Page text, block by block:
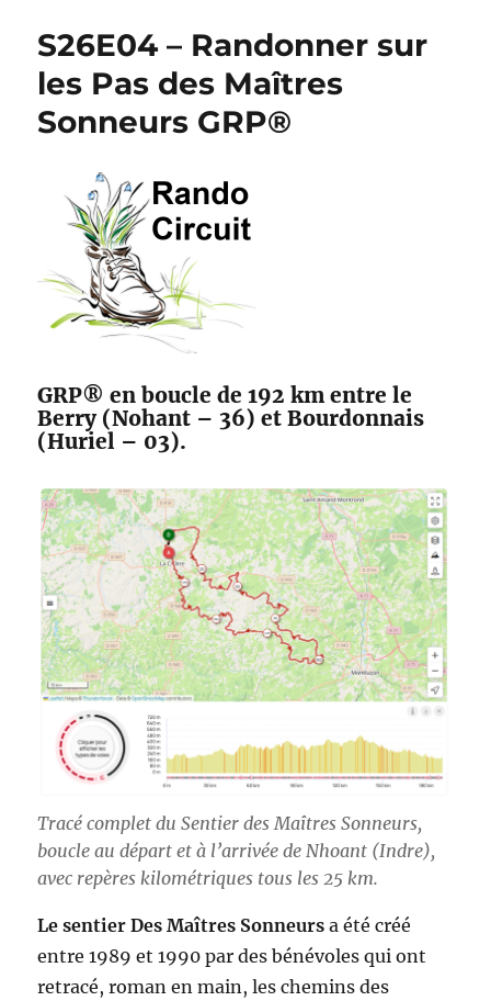
la
:
sur
les
S26E04 – Randonner sur
les Pas des Maîtres
Sonneurs GRP®
GRP® en boucle de 192 km entre le
Berry (Nohant – 36) et Bourdonnais
(Huriel – 03).
Tracé complet du Sentier des Maîtres Sonneurs,
boucle au départ et à l’arrivée de Nhoant (Indre),
avec repères kilométriques tous les 25 km.
Le sentier Des Maîtres Sonneurs a été créé
entre 1989 et 1990 par des bénévoles qui ont
retracé, roman en main, les chemins des